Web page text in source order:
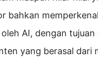
bahkan
AI, dengan tujuan
yang berasal dari